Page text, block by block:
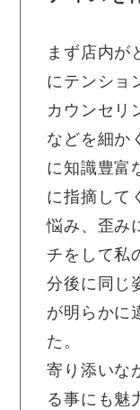
まず店内が
にテンショ
カウンセリ
などを細か
に知識豊富
に指摘して
悩み、歪み
チをして私
分後に同じ
が明らかに
た。
寄り添いな
る事にも魅